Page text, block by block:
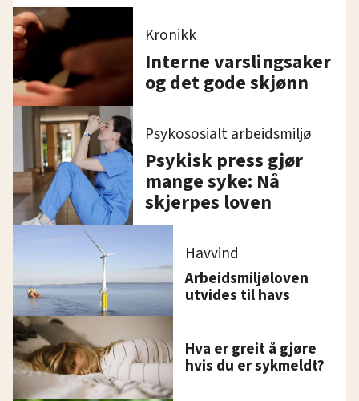
Kronikk
Interne varslingsaker
og det gode skjønn
Psykososialt arbeidsmiljø
Psykisk press gjør
mange syke: Nå
skjerpes loven
Havvind
Arbeidsmiljøloven
utvides til havs
Hva er greit å gjøre
hvis du er sykmeldt?